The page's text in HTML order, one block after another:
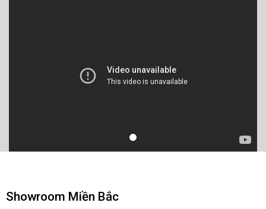
Showroom Miền Bắc